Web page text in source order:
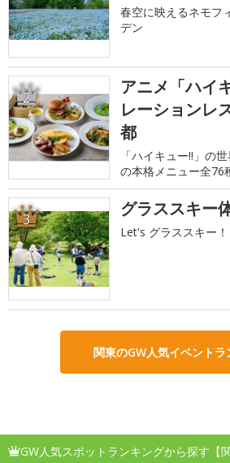
春空に映えるネモフ
デン
2
アニメ「ハイ
レーションレ
都
「ハイキュー!!」の
の本格メニュー全76
3 グラススキー
Let's グラススキー！
関東のGW人気イベントラ
GW人気スポットランキングから探す【関